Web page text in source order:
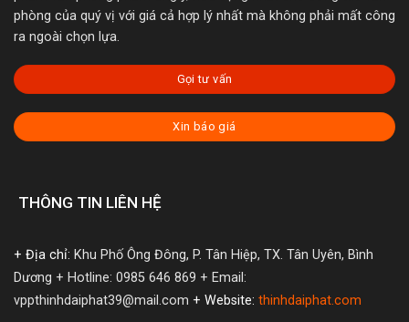
phòng của quý vị với giá cả hợp lý nhất mà không phải mất công
ra ngoài chọn lựa.
Gọi tư vấn
Xin báo giá
THÔNG TIN LIÊN HỆ
+ Địa chỉ: Khu Phố Ông Đông, P. Tân Hiệp, TX. Tân Uyên, Bình
Dương + Hotline: 0985 646 869 + Email:
vppthinhdaiphat39@mail.com + Website: thinhdaiphat.com